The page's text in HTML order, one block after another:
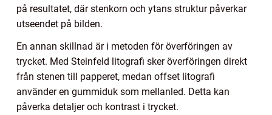
på resultatet, där stenkorn och ytans struktur påverkar
utseendet på bilden.
En annan skillnad är i metoden för överföringen av
trycket. Med Steinfeld litografi sker överföringen direkt
från stenen till papperet, medan offset litografi
använder en gummiduk som mellanled. Detta kan
påverka detaljer och kontrast i trycket.